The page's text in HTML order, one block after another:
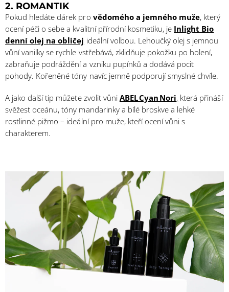
2. ROMANTIK
Pokud hledáte dárek pro vědomého a jemného muže, který
ocení péči o sebe a kvalitní přírodní kosmetiku, je Inlight Bio
denní olej na obličej ideální volbou. Lehoučký olej s jemnou
vůní vanilky se rychle vstřebává, zklidňuje pokožku po holení,
zabraňuje podráždění a vzniku pupínků a dodává pocit
pohody. Kořeněné tóny navíc jemně podporují smyslné chvíle.
A jako další tip můžete zvolit vůni ABEL Cyan Nori, která přináší
svěžest oceánu, tóny mandarinky a bílé broskve a lehké
rostlinné pižmo – ideální pro muže, kteří ocení vůni s
charakterem.